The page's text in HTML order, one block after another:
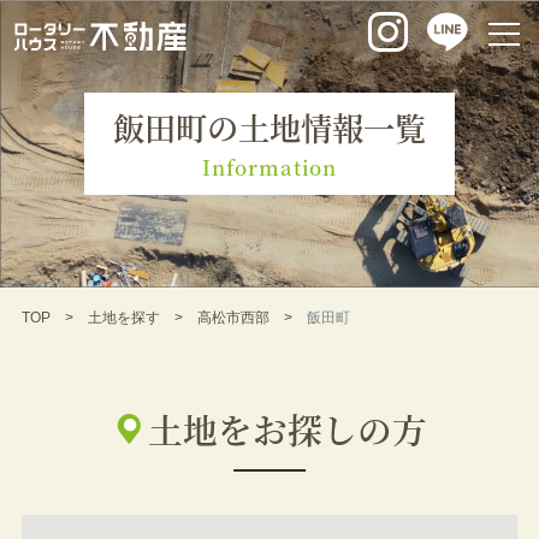
飯田町の土地情報一覧
Information
TOP 土地を探す 高松市西部 飯田町
土地をお探しの方